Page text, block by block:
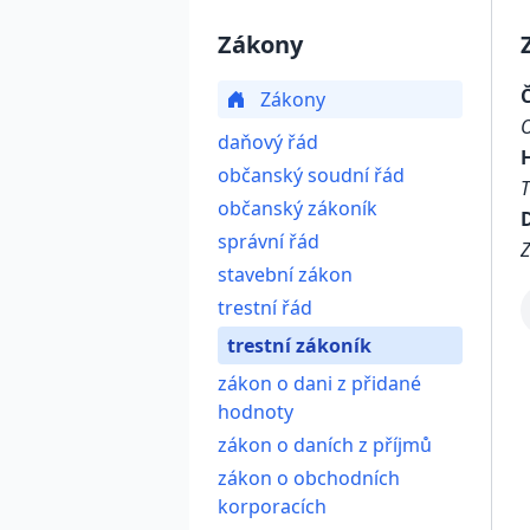
Zákony
Zákony
daňový řád
občanský soudní řád
občanský zákoník
správní řád
stavební zákon
trestní řád
trestní zákoník
zákon o dani z přidané
hodnoty
zákon o daních z příjmů
zákon o obchodních
korporacích